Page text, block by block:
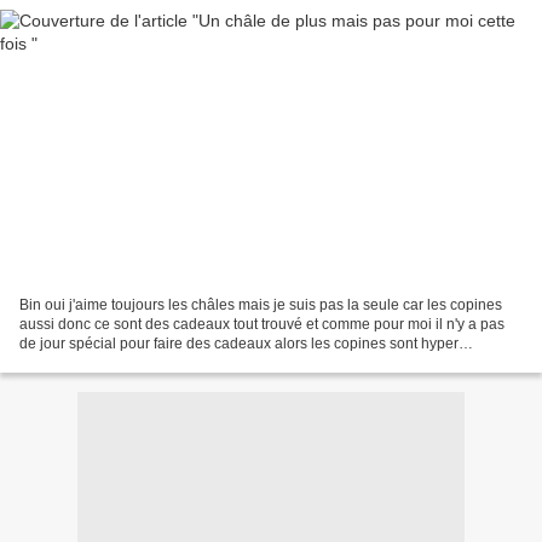
Bin oui j'aime toujours les châles mais je suis pas la seule car les copines
aussi donc ce sont des cadeaux tout trouvé et comme pour moi il n'y a pas
de jour spécial pour faire des cadeaux alors les copines sont hyper